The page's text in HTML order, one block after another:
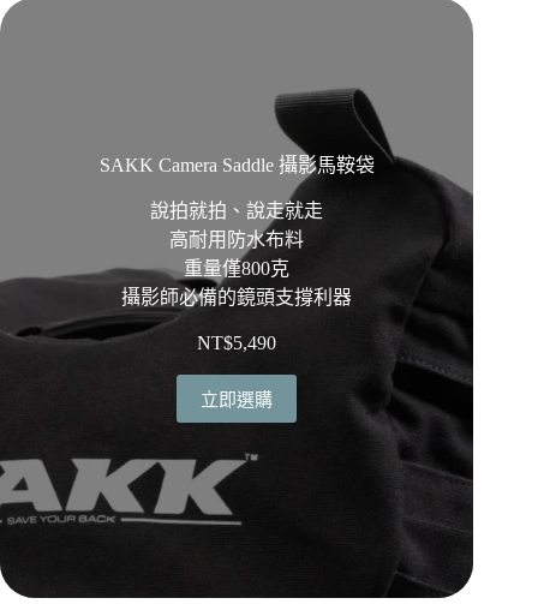
SAKK Camera Saddle 攝影馬鞍袋
說拍就拍、說走就走
高耐用防水布料
重量僅800克
攝影師必備的鏡頭支撐利器
NT$5,490
立即選購